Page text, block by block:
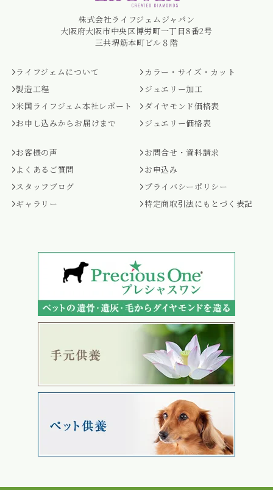
株式会社ライフジェムジャパン
大阪府大阪市中央区博労町一丁目8番2号
三共堺筋本町ビル８階
ライフジェムについて
製造工程
米国ライフジェム本社レポート
お申し込みからお届けまで
カラー・サイズ・カット
ジュエリー加工
ダイヤモンド価格表
ジュエリー価格表
お客様の声
よくあるご質問
スタッフブログ
ギャラリー
お問合せ・資料請求
お申込み
プライバシーポリシー
特定商取引法にもとづく表記